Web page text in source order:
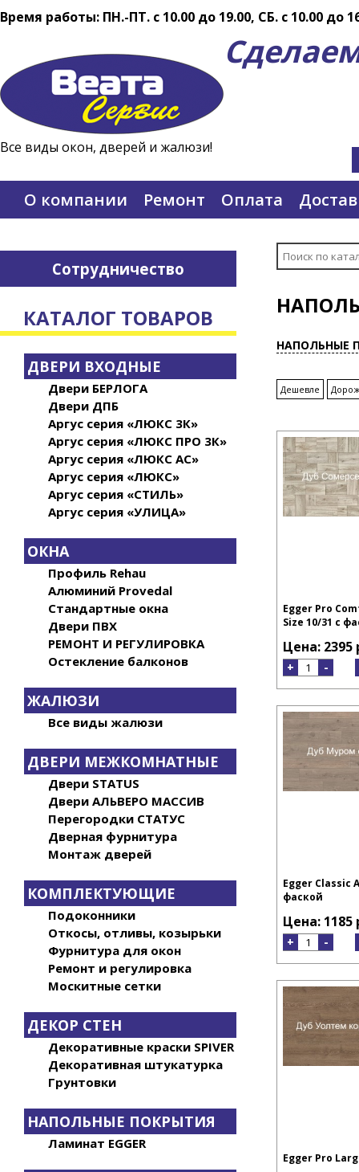
Время работы: ПН.-ПТ. c 10.00 до 19.00, СБ. с 10.00 до
Все виды окон, дверей и жалюзи!
О компании Ремонт Оплата
Сотрудничество
КАТАЛОГ ТОВАРОВ
ДВЕРИ ВХОДНЫЕ
Двери БЕРЛОГА
Двери ДПБ
Аргус серия «ЛЮКС 3К»
Аргус серия «ЛЮКС ПРО 3К»
Аргус серия «ЛЮКС АС»
Аргус серия «ЛЮКС»
Аргус серия «СТИЛЬ»
Аргус серия «УЛИЦА»
ОКНА
Профиль Rehau
Алюминий Provedal
Стандартные окна
Двери ПВХ
РЕМОНТ И РЕГУЛИРОВКА
Остекление балконов
ЖАЛЮЗИ
Все виды жалюзи
ДВЕРИ МЕЖКОМНАТНЫЕ
Двери STATUS
Двери АЛЬВЕРО МАССИВ
Перегородки СТАТУС
Дверная фурнитура
Монтаж дверей
КОМПЛЕКТУЮЩИЕ
Подоконники
Откосы, отливы, козырьки
Фурнитура для окон
Ремонт и регулировка
Москитные сетки
ДЕКОР СТЕН
Декоративные краски SPIVER
Декоративная штукатурка
Грунтовки
НАПОЛЬНЫЕ ПОКРЫТИЯ
Ламинат EGGER
НАПОЛЬНЫЕ
Дешевле
Egger Pro
Size 10/31 с
Цена: 2395
+ -
Egger Classic
фаской
Цена: 1185
+ -
Egger Pro